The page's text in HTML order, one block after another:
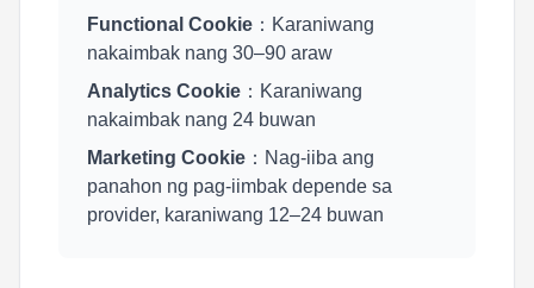
Functional Cookie ：Karaniwang
nakaimbak nang 30–90 araw
Analytics Cookie ：Karaniwang
nakaimbak nang 24 buwan
Marketing Cookie ：Nag-iiba ang
panahon ng pag-iimbak depende sa
provider, karaniwang 12–24 buwan